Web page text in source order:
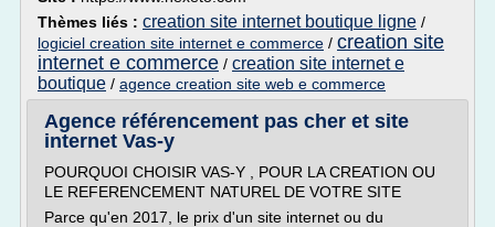
Thèmes liés : creation site internet boutique ligne /
logiciel creation site internet e commerce / creation site
internet e commerce / creation site internet e
boutique / agence creation site web e commerce
Agence référencement pas cher et site
internet Vas-y
POURQUOI CHOISIR VAS-Y , POUR LA CREATION OU
LE REFERENCEMENT NATUREL DE VOTRE SITE
Parce qu'en 2017, le prix d'un site internet ou du